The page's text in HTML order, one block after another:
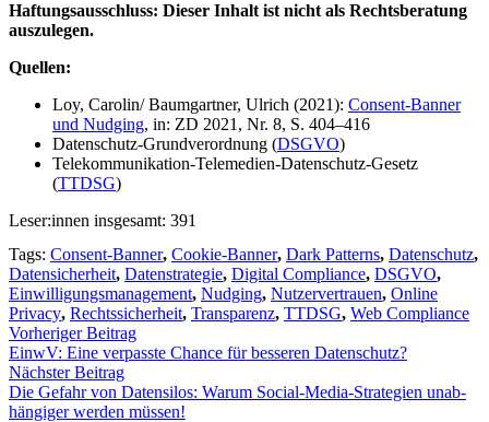
Haf­tungs­aus­schluss: Die­ser Inhalt ist nicht als Rechts­be­ra­tung
aus­zu­le­gen.
Quel­len:
Loy, Carolin/ Baum­gart­ner, Ulrich (2021): Con­sent-Ban­ner
und Nud­ging, in: ZD 2021, Nr. 8, S. 404–416
Daten­schutz-Grund­ver­ord­nung (DSGVO)
Tele­kom­mu­ni­ka­ti­on-Tele­me­di­en-Daten­schutz-Gesetz
(TTDSG)​
Leser:innen ins­ge­samt: 391
Tags: Consent-Banner, Cookie-Banner, Dark Patterns, Datenschutz,
Datensicherheit, Datenstrategie, Digital Compliance, DSGVO,
Einwilligungsmanagement, Nudging, Nutzervertrauen, Online
Privacy, Rechtssicherheit, Transparenz, TTDSG, Web Compliance
Vorheriger Beitrag
Ein­wV: Eine ver­pass­te Chan­ce für bes­se­ren Daten­schutz?
Nächster Beitrag
Die Gefahr von Daten­si­los: War­um Social-Media-Stra­te­gien unab­
hän­gi­ger wer­den müs­sen!